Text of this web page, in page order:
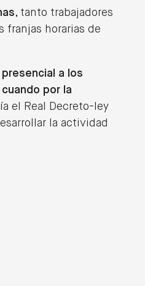
, tanto trabajadores
franjas horarias de
a los
por la
el Real Decreto-ley
la actividad